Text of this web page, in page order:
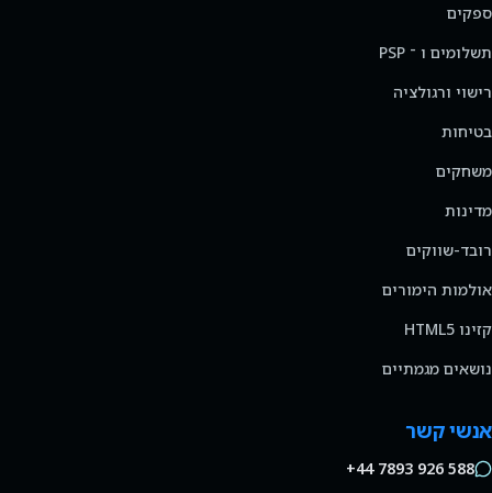
ספקים
תשלומים ו ־ PSP
רישוי ורגולציה
בטיחות
משחקים
מדינות
רובד-שווקים
אולמות הימורים
קזינו HTML5
נושאים מגמתיים
אנשי קשר
+44 7893 926 588